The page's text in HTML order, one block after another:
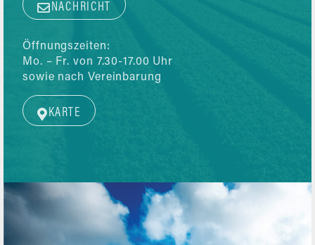
NACHRICHT
Öffnungszeiten:
Mo. – Fr. von 7.30-17.00 Uhr
sowie nach Vereinbarung
KARTE